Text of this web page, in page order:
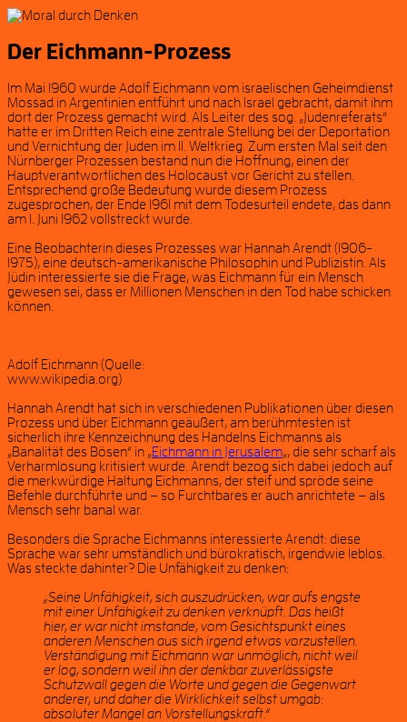
Der Eichmann-Prozess
Im Mai 1960 wurde Adolf Eichmann vom israelischen Geheimdienst
Mossad in Argentinien entführt und nach Israel gebracht, damit ihm
dort der Prozess gemacht wird. Als Leiter des sog. „Judenreferats“
hatte er im Dritten Reich eine zentrale Stellung bei der Deportation
und Vernichtung der Juden im II. Weltkrieg. Zum ersten Mal seit den
Nürnberger Prozessen bestand nun die Hoffnung, einen der
Hauptverantwortlichen des Holocaust vor Gericht zu stellen.
Entsprechend große Bedeutung wurde diesem Prozess
zugesprochen, der Ende 1961 mit dem Todesurteil endete, das dann
am 1. Juni 1962 vollstreckt wurde.
Eine Beobachterin dieses Prozesses war Hannah Arendt (1906-
1975), eine deutsch-amerikanische Philosophin und Publizistin. Als
Jüdin interessierte sie die Frage, was Eichmann für ein Mensch
gewesen sei, dass er Millionen Menschen in den Tod habe schicken
können.
Adolf Eichmann (Quelle:
www.wikipedia.org)
Hannah Arendt hat sich in verschiedenen Publikationen über diesen
Prozess und über Eichmann geäußert, am berühmtesten ist
sicherlich ihre Kennzeichnung des Handelns Eichmanns als
„Banalität des Bösen“ in „Eichmann in Jerusalem„, die sehr scharf als
Verharmlosung kritisiert wurde. Arendt bezog sich dabei jedoch auf
die merkwürdige Haltung Eichmanns, der steif und spröde seine
Befehle durchführte und – so Furchtbares er auch anrichtete – als
Mensch sehr banal war.
Besonders die Sprache Eichmanns interessierte Arendt: diese
Sprache war sehr umständlich und bürokratisch, irgendwie leblos.
Was steckte dahinter? Die Unfähigkeit zu denken:
„Seine Unfähigkeit, sich auszudrücken, war aufs engste
mit einer Unfähigkeit zu denken verknüpft. Das heißt
hier, er war nicht imstande, vom Gesichtspunkt eines
anderen Menschen aus sich irgend etwas vorzustellen.
Verständigung mit Eichmann war unmöglich, nicht weil
er log, sondern weil ihn der denkbar zuverlässigste
Schutzwall gegen die Worte und gegen die Gegenwart
anderer, und daher die Wirklichkeit selbst umgab:
absoluter Mangel an Vorstellungskraft.“